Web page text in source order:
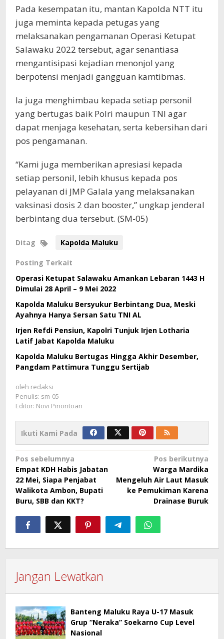
Pada kesempatan itu, mantan Kapolda NTT itu
juga meminta kepada petugas yang
melaksanakan pengamanan Operasi Ketupat
Salawaku 2022 tersebut, agar senantiasa
mengantisipasi kejadian menonjol yang
berpotensi menjadi gangguan kamtibmas.
Ia juga menghimbau kepada setiap personil
yang bertugas baik Polri maupun TNI agar
dapat menjaga kesehatan, serta kebersihan dari
pos pengamanan.
“Kami juga memberikan apresiasi kepada
setiap personil, lebih khusus kepada pos
pelayanan di JMP Galala yang melaksanakan
vaksinasi dosis 2 dan booster,” ungkap jenderal
berbintang dua tersebut. (SM-05)
Ditag Kapolda Maluku
Posting Terkait
Operasi Ketupat Salawaku Amankan Lebaran 1443 H
Dimulai 28 April – 9 Mei 2022
Kapolda Maluku Bersyukur Berbintang Dua, Meski
Ayahnya Hanya Sersan Satu TNI AL
Irjen Refdi Pensiun, Kapolri Tunjuk Irjen Lotharia
Latif Jabat Kapolda Maluku
Kapolda Maluku Bertugas Hingga Akhir Desember,
Pangdam Pattimura Tunggu Sertijab
oleh redaksi
Penulis: sm-05
Editor: Novi Pinontoan
Ikuti Kami Pada
Navigasi
pos
Pos sebelumnya
Empat KDH Habis Jabatan
22 Mei, Siapa Penjabat
Walikota Ambon, Bupati
Buru, SBB dan KKT?
Pos berikutnya
Warga Mardika
Mengeluh Air Laut Masuk
ke Pemukiman Karena
Drainase Buruk
Jangan Lewatkan
Banteng Maluku Raya U-17 Masuk
Grup “Neraka” Soekarno Cup Level
Nasional